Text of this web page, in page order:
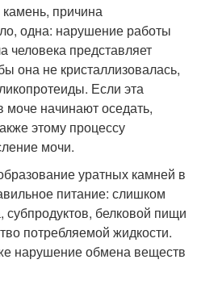
причина
одна: нарушение работы
человека представляет
она не кристаллизовалась,
Если эта
начинают оседать,
этому процессу
мочи.
уратных камней в
питание: слишком
белковой пищи
потребляемой жидкости.
нарушение обмена веществ